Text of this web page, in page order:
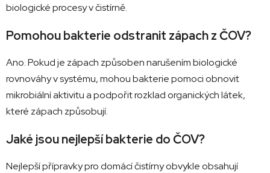
biologicképrocesyvčistírně.
Pomohoubakterie odstranit zápachzČOV?
Ano.Pokudje zápach způsobennarušenímbiologické
rovnováhyvsystému,mohoubakteriepomociobnovit
mikrobiálníaktivituapodpořitrozkladorganickýchlátek,
které zápach způsobují.
Jaké jsounejlepšíbakterie doČOV?
Nejlepšípřípravkyprodomácíčistírnyobvykleobsahují